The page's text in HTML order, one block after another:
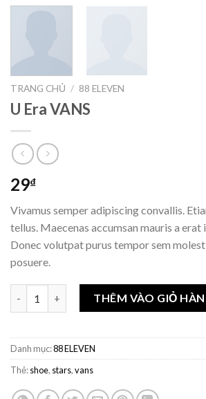
TRANG CHỦ / 88 ELEVEN
U Era VANS
29₫
Vivamus semper adipiscing convallis.
tellus. Maecenas accumsan mauris a
Donec volutpat purus tempor sem
posuere.
THÊM VÀO GIỎ
Danh mục:88 ELEVEN
Thẻ:shoe, stars,vans